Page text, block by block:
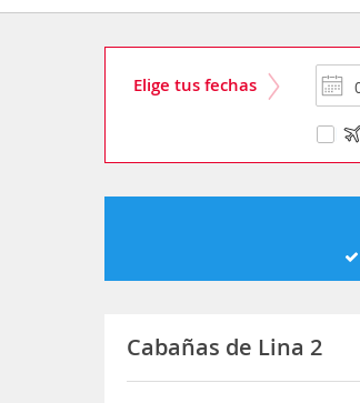
Elige tus fechas
Cabañas de Lina 2